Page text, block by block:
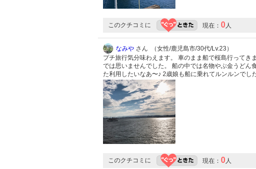
このクチコミに 現在： 0人
なみや さん （女性/鹿児島市/30代/Lv.23）
プチ旅行気分味わえます。 車のまま船で桜島行ってき
では思いませんでした。 船の中では名物やぶ金うどん
た利用したいなあ〜♪ 2歳娘も船に乗れてルンルンでし
このクチコミに 現在： 0人